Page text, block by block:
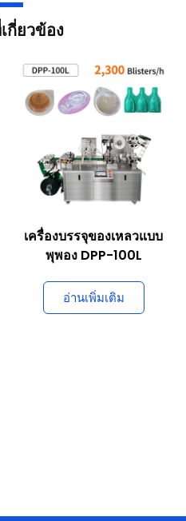
กี่ยวข้อง
เครื่องบรรจุของเหลวแบบ
พุพอง DPP-100L
อ่านเพิ่มเติม